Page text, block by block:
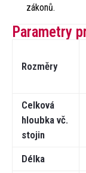
zákonů.​
Parametry
Rozměry
Celková
hloubka vč.
stojin
Délka